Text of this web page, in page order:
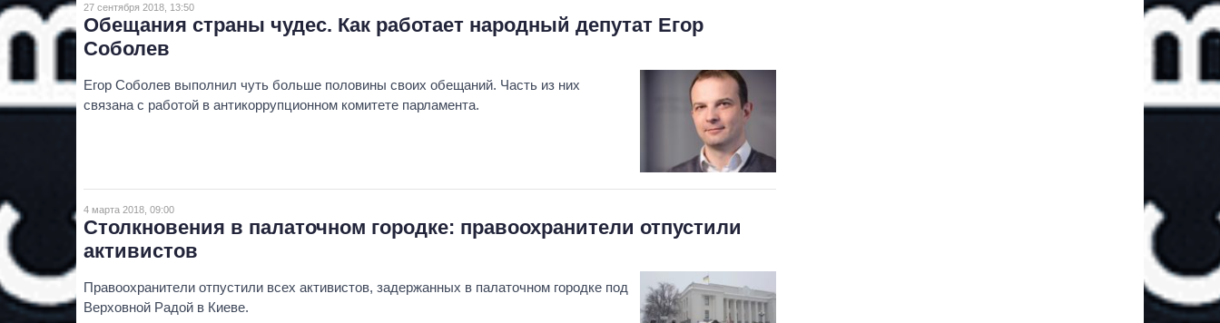
27 сентября 2018, 13:50
Обещания страны чудес. Как работает народный депутат Егор
Соболев
Егор Соболев выполнил чуть больше половины своих обещаний. Часть из них
связана с работой в антикоррупционном комитете парламента.
4 марта 2018, 09:00
Столкновения в палаточном городке: правоохранители отпустили
активистов
Правоохранители отпустили всех активистов, задержанных в палаточном городке под
Верховной Радой в Киеве.